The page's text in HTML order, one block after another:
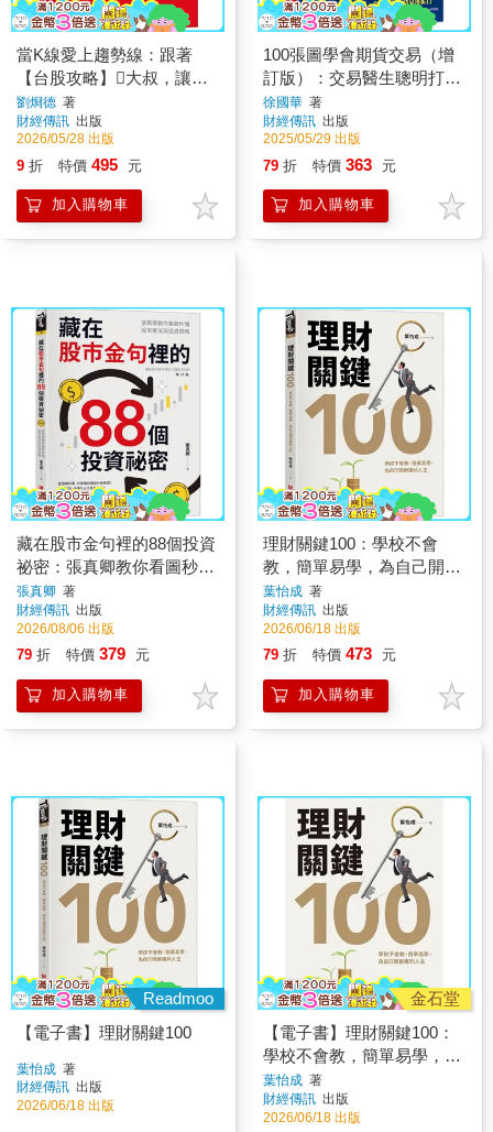
當K線愛上趨勢線：跟著
【台股攻略】大叔，讓你
從看不懂到穩定獲利！
劉烱德 著
財經傳訊 出版
2026/05/28 出版
9 折 特價 495 元
加入購物車
100張圖學會期貨交易（增
訂版）：交易醫生聰明打敗
投資風險，從零開始期貨初
學入門指南
徐國華 著
財經傳訊 出版
2025/05/29 出版
79 折 特價 363 元
加入購物車
藏在股市金句裡的88個投資
祕密：張真卿教你看圖秒懂
股市實況與投資策略
張真卿 著
財經傳訊 出版
2026/08/06 出版
79 折 特價 379 元
加入購物車
理財關鍵100：學校不會
教，簡單易學，為自己開創
複利人生！
葉怡成 著
財經傳訊 出版
2026/06/18 出版
79 折 特價 473 元
加入購物車
Readmoo
【電子書】理財關鍵100
葉怡成 著
財經傳訊 出版
2026/06/18 出版
金石堂
【電子書】理財關鍵100：
學校不會教，簡單易學，為
自己開創複利人生！
葉怡成 著
財經傳訊 出版
2026/06/18 出版